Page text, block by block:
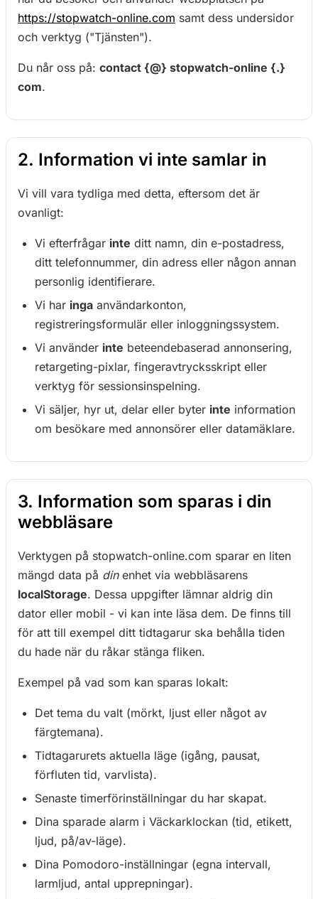
https://stopwatch-online.com samt dess undersidor
och verktyg ("Tjänsten").
Du når oss på: contact {@} stopwatch-online {.}
com.
2. Information vi inte samlar in
Vi vill vara tydliga med detta, eftersom det är
ovanligt:
Vi efterfrågar inte ditt namn, din e-postadress,
ditt telefonnummer, din adress eller någon annan
personlig identifierare.
Vi har inga användarkonton,
registreringsformulär eller inloggningssystem.
Vi använder inte beteendebaserad annonsering,
retargeting-pixlar, fingeravtrycksskript eller
verktyg för sessionsinspelning.
Vi säljer, hyr ut, delar eller byter inte information
om besökare med annonsörer eller datamäklare.
3. Information som sparas i din
webbläsare
Verktygen på stopwatch-online.com sparar en liten
mängd data på dinenhet via webbläsarens
localStorage. Dessa uppgifter lämnar aldrig din
dator eller mobil - vi kan inte läsa dem. De finns till
för att till exempel ditt tidtagarur ska behålla tiden
du hade när du råkar stänga fliken.
Exempel på vad som kan sparas lokalt:
Det tema du valt (mörkt, ljust eller något av
färgtemana).
Tidtagarurets aktuella läge (igång, pausat,
förfluten tid, varvlista).
Senaste timerförinställningar du har skapat.
Dina sparade alarm i Väckarklockan (tid, etikett,
ljud, på/av-läge).
Dina Pomodoro-inställningar (egna intervall,
larmljud, antal upprepningar).